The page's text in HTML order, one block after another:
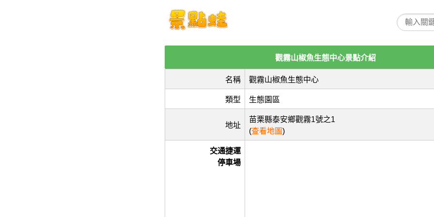
觀霧山椒魚生態中心景點介紹
名稱 觀霧山椒魚生態中心
類型 生態園區
地址
苗栗縣泰安鄉觀霧1號之1
(查看地圖)
交通捷運
停車場